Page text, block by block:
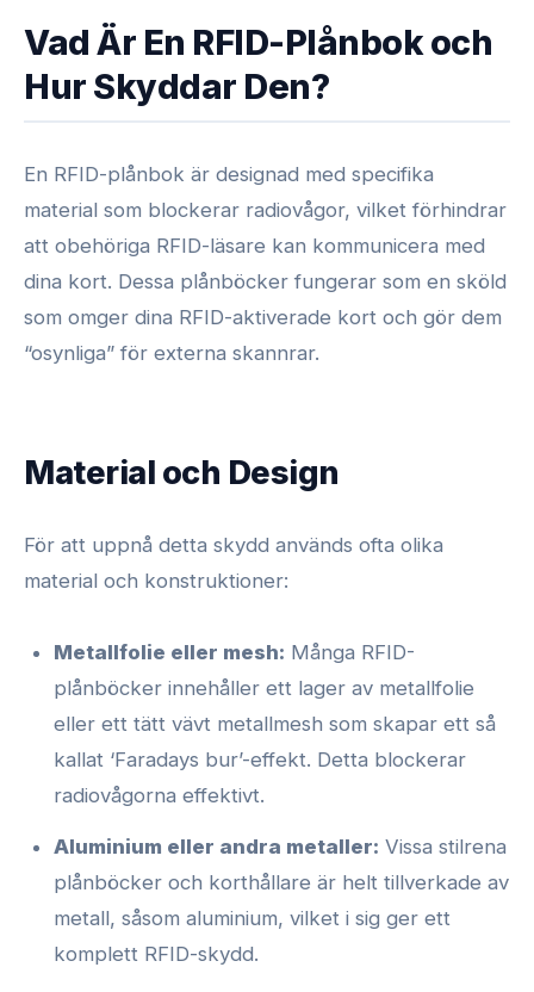
Vad Är En RFID-Plånbok och
Hur Skyddar Den?
En RFID-plånbok är designad med specifika
material som blockerar radiovågor, vilket förhindrar
att obehöriga RFID-läsare kan kommunicera med
dina kort. Dessa plånböcker fungerar som en sköld
som omger dina RFID-aktiverade kort och gör dem
“osynliga” för externa skannrar.
Material och Design
För att uppnå detta skydd används ofta olika
material och konstruktioner:
Metallfolie eller mesh: Många RFID-
plånböcker innehåller ett lager av metallfolie
eller ett tätt vävt metallmesh som skapar ett så
kallat ‘Faradays bur’-effekt. Detta blockerar
radiovågorna effektivt.
Aluminium eller andra metaller: Vissa stilrena
plånböcker och korthållare är helt tillverkade av
metall, såsom aluminium, vilket i sig ger ett
komplett RFID-skydd.